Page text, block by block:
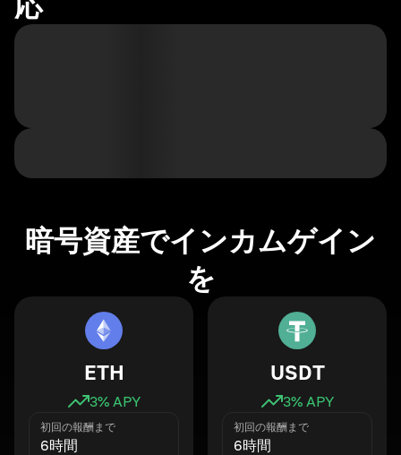
暗号資産でインカムゲイン
を
ETH
3% APY
初回の報酬まで
6時間
USDT
3% APY
初回の報酬まで
6時間